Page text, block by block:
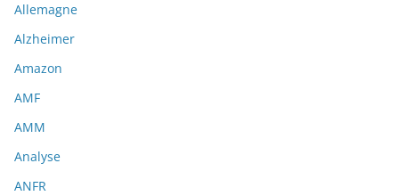
Allemagne
Alzheimer
Amazon
AMF
AMM
Analyse
ANFR